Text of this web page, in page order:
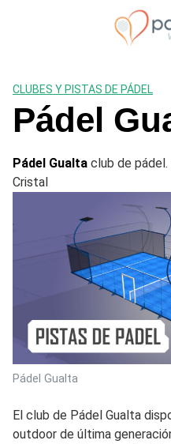
CLUBES Y PISTAS DE PÁDEL
Pádel
Pádel Gualta club de
Cristal
Pádel Gualta
El club de Pádel Gualta
outdoor de última